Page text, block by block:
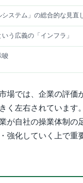
システム」の総合的な見直
う広義の「インフラ」
唆
場では、企業の評価
く左右されています
が自社の操業体制の
強化していく上で重